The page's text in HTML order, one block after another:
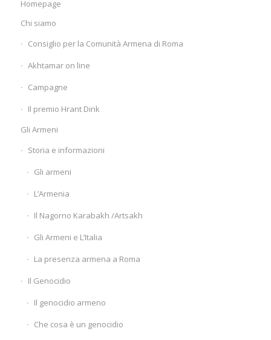
Homepage
Chi siamo
Consiglio per la Comunità Armena di Roma
Akhtamar on line
Campagne
Il premio Hrant Dink
Gli Armeni
Storia e informazioni
Gli armeni
L’Armenia
Il Nagorno Karabakh /Artsakh
Gli Armeni e L’Italia
La presenza armena a Roma
Il Genocidio
Il genocidio armeno
Che cosa è un genocidio